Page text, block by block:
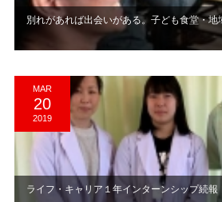
別れがあれば出会いがある。子ども食堂・地
MAR
20
2019
ライフ・キャリア１年インターンシップ続報